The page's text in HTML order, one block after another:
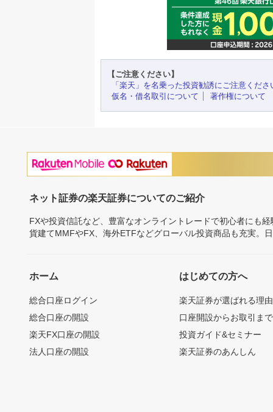
【ご注意ください】
「楽天」を名乗った投資勧誘にご注意くださ
仮名・借名取引について
著作権について
ネット証券の楽天証券についてのご紹介
FXや投資信託など、豊富なオンライントレードで初心者にも
貨建てMMFやFX、海外ETFなどグローバル投資商品も充実。
ホーム
総合口座ログイン
総合口座の開設
楽天FX口座の開設
法人口座の開設
はじめての方へ
楽天証券が選ばれる理由
口座開設からお取引ま
投資ガイド&セミナー
楽天証券のあんしん